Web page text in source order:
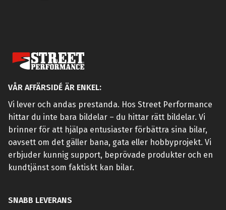
VÅR AFFÄRSIDÉ ÄR ENKEL:
Vi lever och andas prestanda. Hos Street Performance
hittar du inte bara bildelar – du hittar rätt bildelar. Vi
brinner för att hjälpa entusiaster förbättra sina bilar,
oavsett om det gäller bana, gata eller hobbyprojekt. Vi
erbjuder kunnig support, beprövade produkter och en
kundtjänst som faktiskt kan bilar.
SNABB LEVERANS